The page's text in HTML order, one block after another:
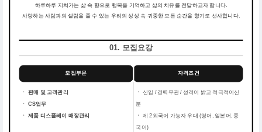
하루하루 지쳐가는 삶 속 향으로 행복을 기억하고 삶의 치유를 전달하고자 합니다.
사랑하는 사람과의 셀럼을 줄 수 있는 우리의 상상 속 귀중한 모든 순간을 향기로 선사합니다.
01. 모집요강
모집부문 자격조건
ㆍ 판매 및 고객관리
ㆍ CS업무
ㆍ 제품 디스플레이 매장관리
ㆍ 신입 / 경력무관 / 성격이 밝고 적극적이신
분
ㆍ 제 2외국어 가능자 우대 (영어, 일본어, 중
국어)